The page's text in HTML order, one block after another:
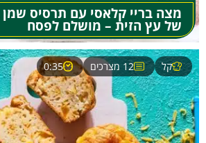
מצה בריי קלאסי עם תרסיס
של עץ הזית – מושלם לפסח
קל 12 מצרכים 0:35